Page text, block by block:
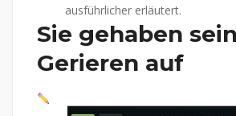
ausführlicher erläutert.
Sie gehaben
Gerieren auf